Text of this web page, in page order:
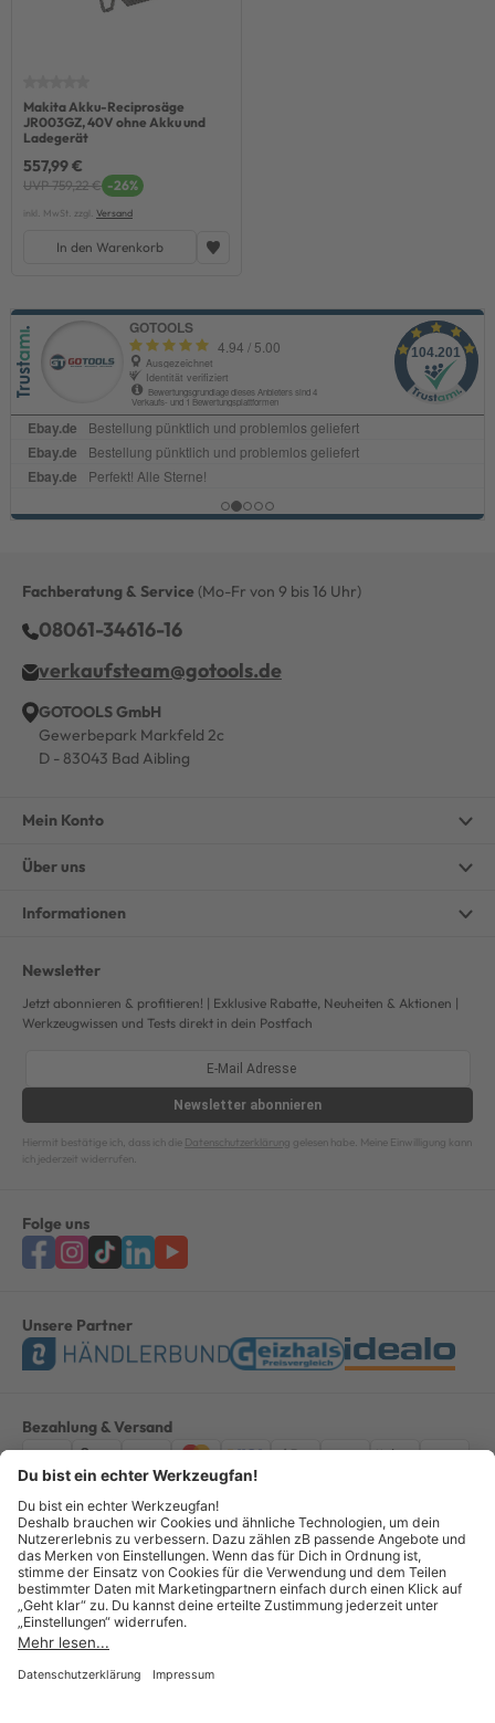
Makita Akku-Reciprosäge
JR003GZ, 40V ohne Akku und
Ladegerät
557,99 €
UVP 759,22 € -26%
inkl. MwSt. zzgl. Versand
In den Warenkorb
Fachberatung & Service (Mo-Fr von 9 bis 16 Uhr)
08061-34616-16
verkaufsteam@gotools.de
GOTOOLS GmbH
Gewerbepark Markfeld 2c
D - 83043 Bad Aibling
Mein Konto
Über uns
Informationen
Newsletter
Jetzt abonnieren & profitieren! | Exklusive Rabatte, Neuheiten & Aktionen |
Werkzeugwissen und Tests direkt in dein Postfach
Newsletter abonnieren
Hiermit bestätige ich, dass ich die Datenschutzerklärung gelesen habe. Meine Einwilligung kann
ich jederzeit widerrufen.
Folge uns
Unsere Partner
Bezahlung & Versand
ImpressumAGBDatenschutzWiderruf Vertrag widerrufen
Alle Preise verstehen sich inkl. ges. MwSt. *Kostenloser Versand innerhalb
Deutschlands, bei Bestellungen ab 100,00 Euro.
© Copyright 2026 GOTOOLS GmbH - Alle Rechte vorbehalten. powered by
createyourtemplate